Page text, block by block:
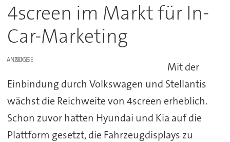
4screen im Markt für In-
Car-Marketing
ANZEIGE
Mit der
Einbindung durch Volkswagen und Stellantis
wächst die Reichweite von 4screen erheblich.
Schon zuvor hatten Hyundai und Kia auf die
Plattform gesetzt, die Fahrzeugdisplays zu